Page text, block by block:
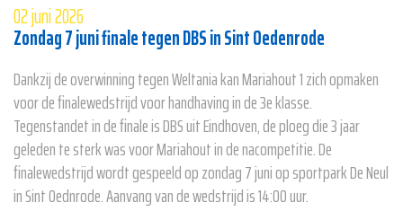
02 juni 2026
Zondag 7 juni finale tegen DBS in Sint Oedenrode
Dankzij de overwinning tegen Weltania kan Mariahout 1 zich opmaken
voor de finalewedstrijd voor handhaving in de 3e klasse.
Tegenstandet in de finale is DBS uit Eindhoven, de ploeg die 3 jaar
geleden te sterk was voor Mariahout in de nacompetitie. De
finalewedstrijd wordt gespeeld op zondag 7 juni op sportpark De Neul
in Sint Oednrode. Aanvang van de wedstrijd is 14:00 uur.